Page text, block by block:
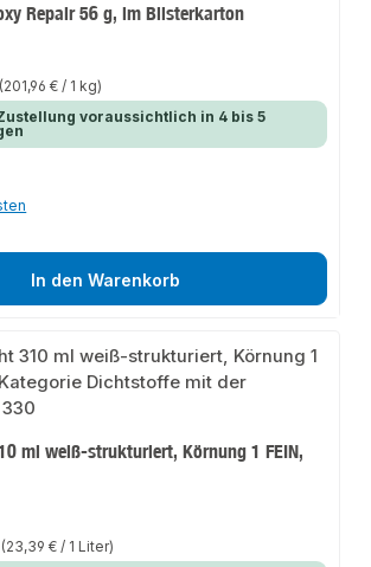
Repair 56 g, im Blisterkarton
(201,96 € / 1 kg)
voraussichtlich in 4 bis 5
In den Warenkorb
ml weiß-strukturiert, Körnung 1 FEIN,
(23,39 € / 1 Liter)